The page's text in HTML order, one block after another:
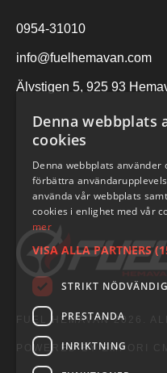
0954-31010
info@fuelhemavan.com
Älvstigen 5, 925 93
FUEL HEMAVAN 2026.
POWERED BY EMPORI
Denna webbplats
cookies
Denna webbplats använder
förbättra
använda vår webbplats
cookies i enlighet med vår
mer
VISA ALLA PARTNERS
STRIKT
PRESTANDA
INRIKTNING